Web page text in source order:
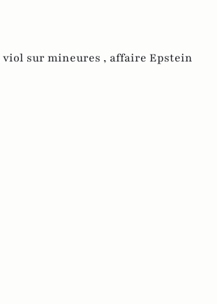
viol sur mineures , affaire Epstein